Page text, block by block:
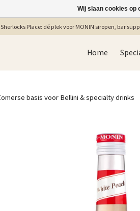
Place: dé plek voor MONIN siropen, bar
Home
basis voor Bellini & specialty drinks
Wij slaan cookies op